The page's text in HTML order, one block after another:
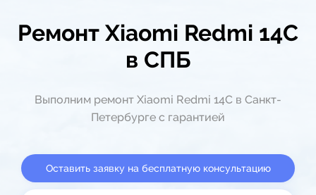
Ремонт Xiaomi Redmi 14C
в СПБ
Выполним ремонт Xiaomi Redmi 14C в Санкт-
Петербурге с гарантией
Оставить заявку на бесплатную консультацию